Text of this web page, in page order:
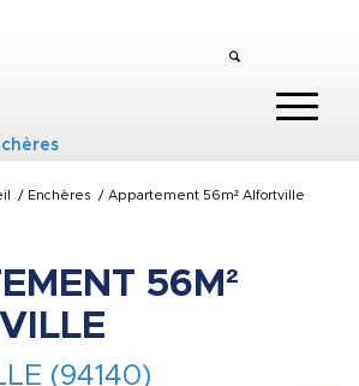
/ Enchères / Appartement 56m² Alfortville
56M²
(94140)